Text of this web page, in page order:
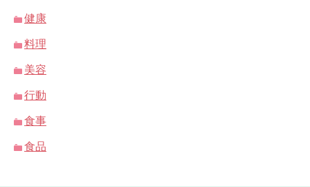
健康
料理
美容
行動
食事
食品